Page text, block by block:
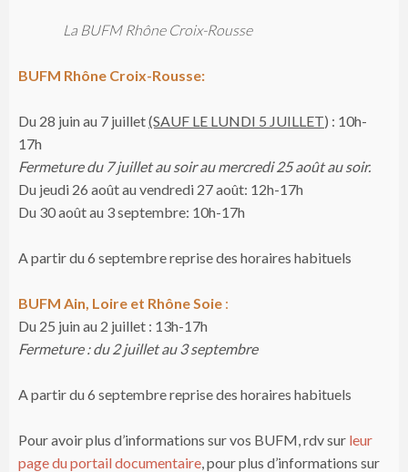
La BUFM Rhône Croix-Rousse
BUFM Rhône Croix-Rousse:
Du 28 juin au 7 juillet(SAUF LE LUNDI 5 JUILLET) : 10h-
17h
Fermeture du 7 juillet au soir au mercredi 25 août au soir.
Du jeudi 26 août au vendredi 27 août: 12h-17h
Du 30 août au 3 septembre: 10h-17h
A partir du 6 septembre reprise des horaires habituels
BUFM Ain, Loire et Rhône Soie :
Du 25 juin au 2 juillet : 13h-17h
Fermeture : du 2 juillet au 3 septembre
A partir du 6 septembre reprise des horaires habituels
Pour avoir plus d’informations sur vos BUFM, rdv sur leur
page du portail documentaire, pour plus d’informations sur